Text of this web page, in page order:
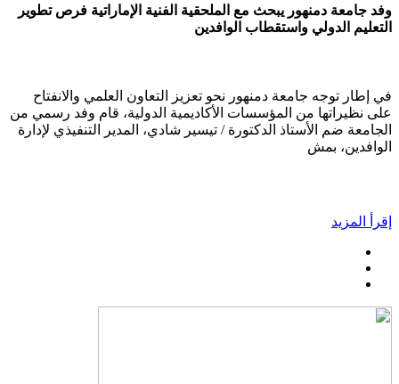
وفد جامعة دمنهور يبحث مع الملحقية الفنية الإماراتية فرص تطوير
التعليم الدولي واستقطاب الوافدين
في إطار توجه جامعة دمنهور نحو تعزيز التعاون العلمي والانفتاح
على نظيراتها من المؤسسات الأكاديمية الدولية، قام وفد رسمي من
الجامعة ضم الأستاذ الدكتورة / تيسير شادي، المدير التنفيذي لإدارة
الوافدين، بمش
إقرأ المزيد